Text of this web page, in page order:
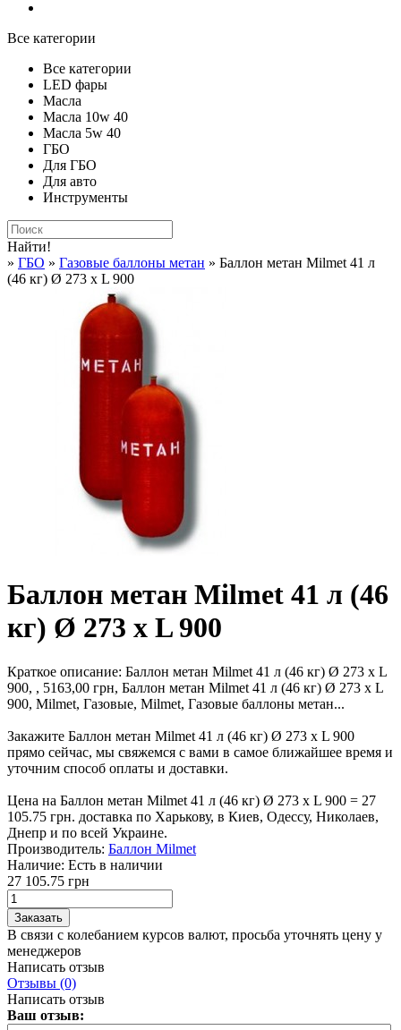
Все категории
Все категории
LED фары
Масла
Масла 10w 40
Масла 5w 40
ГБО
Для ГБО
Для авто
Инструменты
Найти!
» ГБО » Газовые баллоны метан » Баллон метан Milmet 41 л
(46 кг) Ø 273 x L 900
Баллон метан Milmet 41 л (46
кг) Ø 273 x L 900
Краткое описание: Баллон метан Milmet 41 л (46 кг) Ø 273 x L
900, , 5163,00 грн, Баллон метан Milmet 41 л (46 кг) Ø 273 x L
900, Milmet, Газовые, Milmet, Газовые баллоны метан...
Закажите Баллон метан Milmet 41 л (46 кг) Ø 273 x L 900
прямо сейчас, мы свяжемся с вами в самое ближайшее время и
уточним способ оплаты и доставки.
Цена на Баллон метан Milmet 41 л (46 кг) Ø 273 x L 900 = 27
105.75 грн. доставка по Харькову, в Киев, Одессу, Николаев,
Днепр и по всей Украине.
Производитель: Баллон Milmet
Наличие: Есть в наличии
27 105.75 грн
В связи с колебанием курсов валют, просьба уточнять цену у
менеджеров
Написать отзыв
Отзывы (0)
Написать отзыв
Ваш отзыв: